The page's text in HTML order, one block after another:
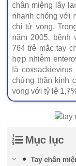
chân miệng lây
nhanh chóng với
chí tử vong.
năm 2005, bệnh
764 trẻ mắc tay
hợp nhiễm
là
chứng thần kinh
vong với tỷ lệ
Mục lục
Tay chân